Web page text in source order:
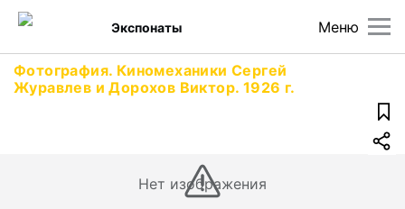
Меню
Экспонаты
Фотография. Киномеханики Сергей
Журавлев и Дорохов Виктор. 1926 г.
Нет изображения